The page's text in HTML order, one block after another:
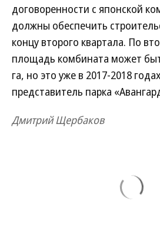
договоренности с японской
должны обеспечить
концу второго квартала. По
площадь комбината может
га, но это уже в 2017-2018
представитель парка
Дмитрий Щербаков